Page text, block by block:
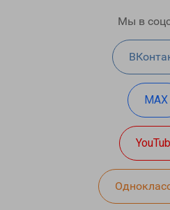
Мы в
MAX